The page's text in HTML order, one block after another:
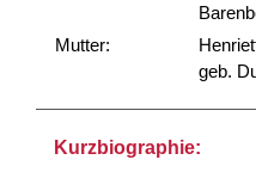
Mutter:
geb.
Kurzbiographie: